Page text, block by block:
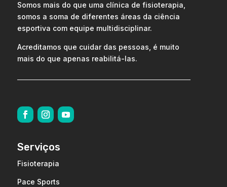
Somos mais do que uma clínica de fisioterapia,
somos a soma de diferentes áreas da ciência
esportiva com equipe multidisciplinar.
Acreditamos que cuidar das pessoas, é muito
mais do que apenas reabilitá-las.
Serviços
Fisioterapia
Pace Sports